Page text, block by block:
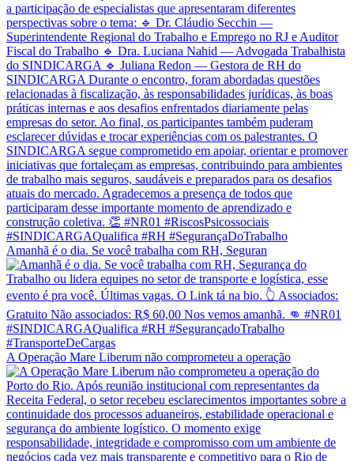
Amanhã é o dia. Se você trabalha com RH, Seguran
A Operação Mare Liberum não comprometeu a operação